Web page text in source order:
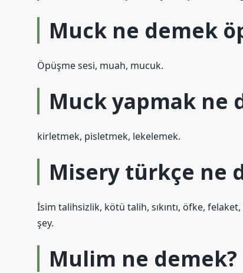
Muck ne demek
Öpüşme sesi, muah, mucuk.
Muck yapmak ne
kirletmek, pisletmek, lekelemek.
Misery türkçe ne
İsim talihsizlik, kötü talih, sıkıntı, öfke,
şey.
Mulim ne demek?